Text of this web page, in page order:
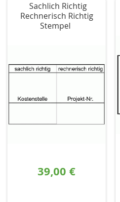
Sachlich Richtig
Rechnerisch Richtig
Stempel
39,00 €